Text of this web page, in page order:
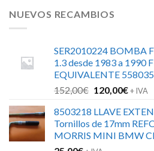
NUEVOS RECAMBIOS
SER2010224 BOMBA
1.3 desde 1983 a 1990
EQUIVALENTE 558035
152,00€ El
original
era:
152,00€.
120,00€El
actual
es:
+ IVA
8503218 LLAVE
Tornillos de 17mm
MORRIS MINI BMW